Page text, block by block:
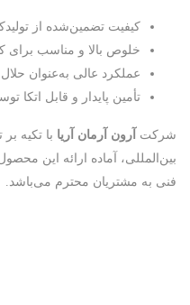
کیفیت تضمین‌شده از
خلوص بالا و مناسب برای
عملکرد عالی به‌عنوان حلال
تأمین پایدار و قابل اتکا
شرکت آرون آرمان آریا با تکیه
بین‌المللی، آماده ارائه این
فنی به مشتریان محترم می‌باشد.